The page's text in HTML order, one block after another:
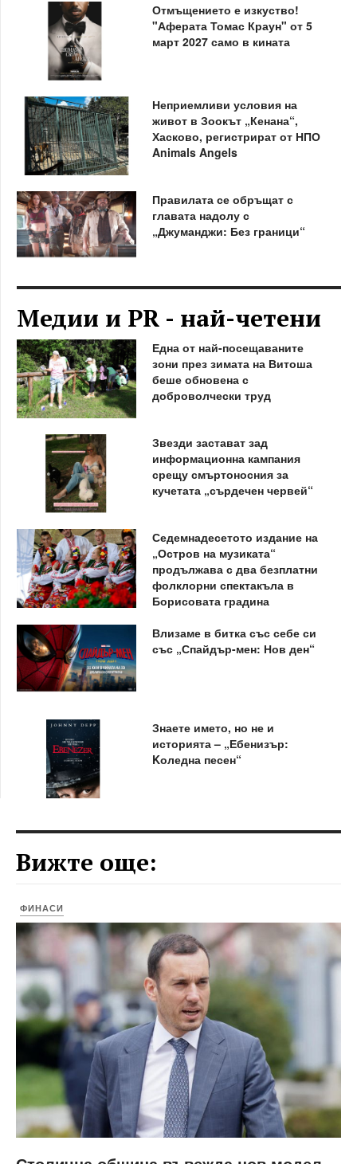
Отмъщението е изкуство!
"Аферата Томас Краун" от 5
март 2027 само в кината
Неприемливи условия на
живот в Зоокът „Кенана“,
Хасково, регистрират от НПО
Animals Angels
Правилата се обръщат с
главата надолу с
„Джуманджи: Без граници“
Медии и PR - най-четени
Една от най-посещаваните
зони през зимата на Витоша
беше обновена с
доброволчески труд
Звезди застават зад
информационна кампания
срещу смъртоносния за
кучетата „сърдечен червей“
Седемнадесетото издание на
„Остров на музиката“
продължава с два безплатни
фолклорни спектакъла в
Борисовата градина
Влизаме в битка със себе си
със „Спайдър-мен: Нов ден“
Знаете името, но не и
историята – „Ебенизър:
Kоледна песен“
Вижте още:
ФИНАСИ